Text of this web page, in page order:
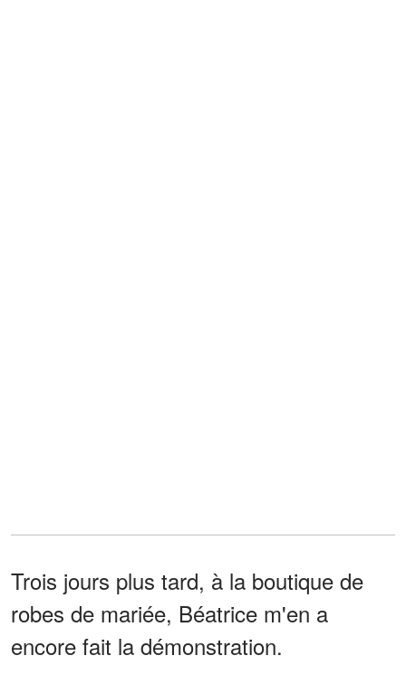
Trois jours plus tard, à la boutique de
robes de mariée, Béatrice m'en a
encore fait la démonstration.